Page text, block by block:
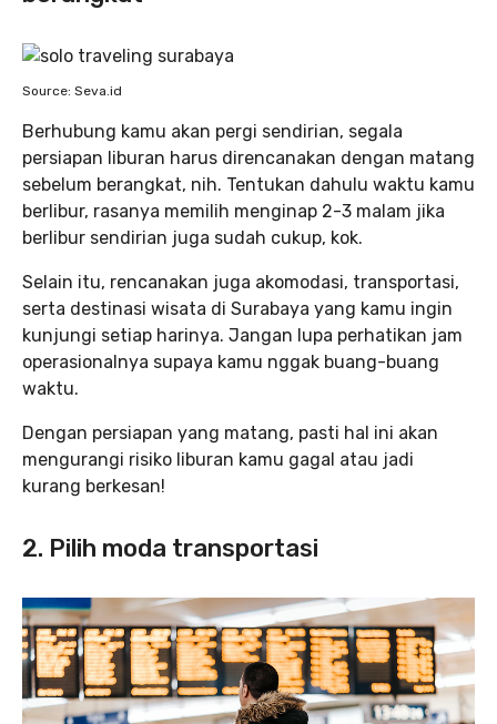
Source: Seva.id
Berhubung kamu akan pergi sendirian, segala
persiapan liburan harus direncanakan dengan matang
sebelum berangkat, nih. Tentukan dahulu waktu kamu
berlibur, rasanya memilih menginap 2-3 malam jika
berlibur sendirian juga sudah cukup, kok.
Selain itu, rencanakan juga akomodasi, transportasi,
serta destinasi wisata di Surabaya yang kamu ingin
kunjungi setiap harinya. Jangan lupa perhatikan jam
operasionalnya supaya kamu nggak buang-buang
waktu.
Dengan persiapan yang matang, pasti hal ini akan
mengurangi risiko liburan kamu gagal atau jadi
kurang berkesan!
2. Pilih moda transportasi